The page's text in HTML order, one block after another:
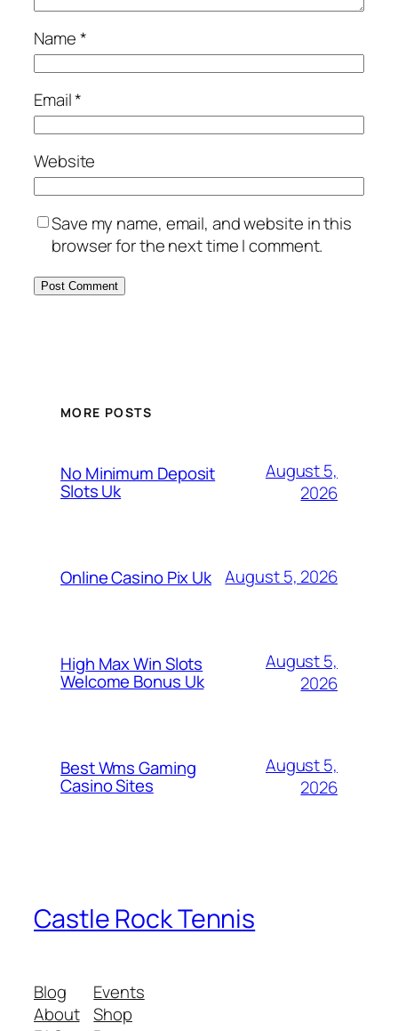
Name*
Email*
Website
Save my name, email, and website in this
browser for the next time I comment.
MORE POSTS
No Minimum Deposit
Slots Uk
August 5,
2026
Online Casino Pix Uk August 5, 2026
High Max Win Slots
Welcome Bonus Uk
August 5,
2026
Best Wms Gaming
Casino Sites
August 5,
2026
Castle Rock Tennis
Blog
About
Events
Shop